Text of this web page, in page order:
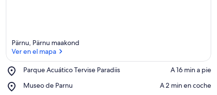
Pärnu, Pärnu maakond
Ver en el mapa
Parque Acuático Tervise Paradiis
Place,
Acuático
‪A 16 min a pie‬
Museo de Parnu
Place,
‪A 2 min en coche‬